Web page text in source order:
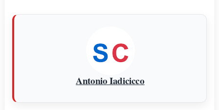
Antonio Iadicicco